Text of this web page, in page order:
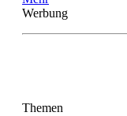
Werbung
Themen